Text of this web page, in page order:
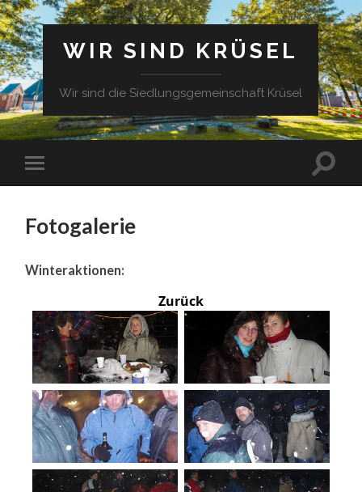
WIR SIND KRÜSEL
Wir sind die Siedlungsgemeinschaft Krüsel
Fotogalerie
Winteraktionen:
Zurück